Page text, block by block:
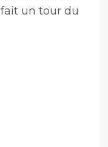
un tour du